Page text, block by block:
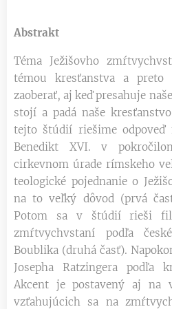
Abstrakt
Téma Ježišovho
témou kresťanstva a
zaoberať, aj keď presahuje
stojí a padá naše
tejto štúdií riešime odpoveď
Benedikt XVI. v
cirkevnom úrade rímskeho
teologické pojednanie o
na to veľký dôvod (prvá
Potom sa v štúdií rieši
zmŕtvychvstaní podľa
Boublika (druhá časť).
Josepha Ratzingera podľa
Akcent je postavený aj na
vzťahujúcich sa na